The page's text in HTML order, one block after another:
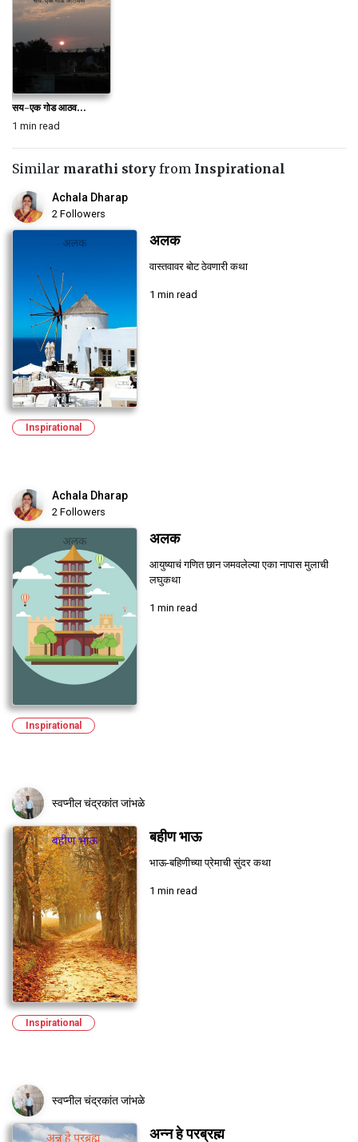
सय-एक गोड आठव...
1 min read
Similar marathi story from Inspirational
Achala Dharap
2 Followers
अलक
वास्तवावर बोट ठेवणारी कथा
1 min read
Inspirational
Achala Dharap
2 Followers
अलक
आयुष्याचं गणित छान जमवलेल्या एका नापास मुलाची
लघुकथा
1 min read
Inspirational
स्वप्नील चंद्रकांत जांभळे
बहीण भाऊ
भाऊ-बहिणीच्या प्रेमाची सुंदर कथा
1 min read
Inspirational
स्वप्नील चंद्रकांत जांभळे
अन्न हे परब्रह्म